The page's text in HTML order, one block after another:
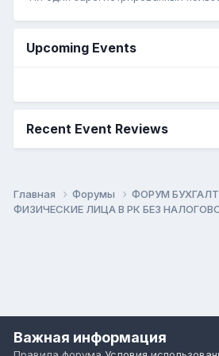
Upcoming Events
Recent Event Reviews
Главная Форумы ФОРУМ
ФИЗИЧЕСКИЕ ЛИЦА В РК БЕЗ
Важная информация